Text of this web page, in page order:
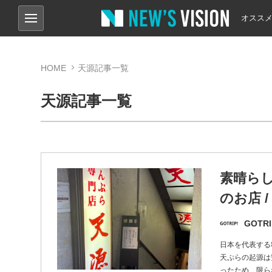
オスス
HOME 天源記事一覧
天源記事一覧
素晴ら
のお店 /
日本を代表す
天ぷらの起源
ったため、限